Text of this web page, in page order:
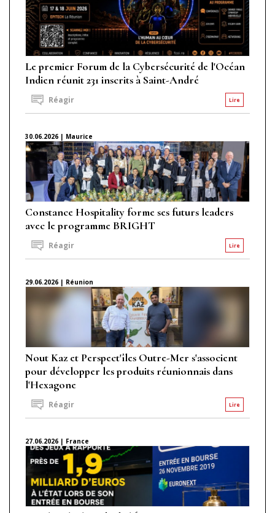
Le premier Forum de la Cybersécurité de l'Océan
Indien réunit 231 inscrits à Saint-André
Lire
Réagir
30.06.2026 | Maurice
Constance Hospitality forme ses futurs leaders
avec le programme BRIGHT
Lire
Réagir
29.06.2026 | Réunion
Nout Kaz et Perspect'îles Outre-Mer s'associent
pour développer les produits réunionnais dans
l'Hexagone
Lire
Réagir
27.06.2026 | France